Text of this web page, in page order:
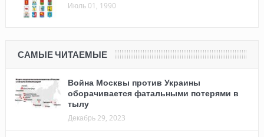
Июль 01, 1990
САМЫЕ ЧИТАЕМЫЕ
Война Москвы против Украины
оборачивается фатальными потерями в
тылу
Декабрь 29, 2023